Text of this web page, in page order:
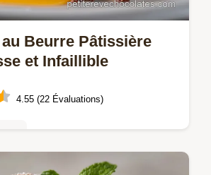
Beurre Pâtissière
et Infaillible
4.55 (22 Évaluations)
au Beurre traditionnelle